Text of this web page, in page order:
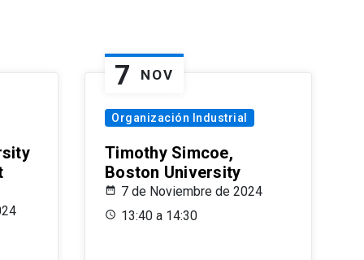
7 NOV
Organización Industrial
Timothy Simcoe,
Boston University
7 de Noviembre de 2024
13:40 a 14:30